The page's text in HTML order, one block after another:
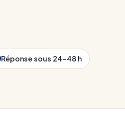
Réponse sous 24–48 h